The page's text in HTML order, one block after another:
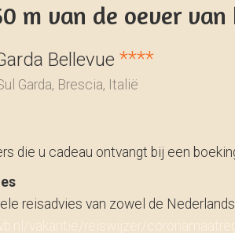
m van de oever
Bellevue ****
Garda, Brescia, Italië
die u cadeau ontvangt bij een
reisadvies van zowel de